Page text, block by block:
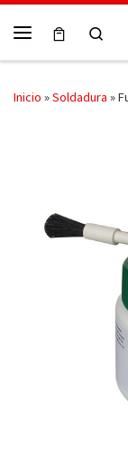
Skip to content
Inicio »Soldadura »